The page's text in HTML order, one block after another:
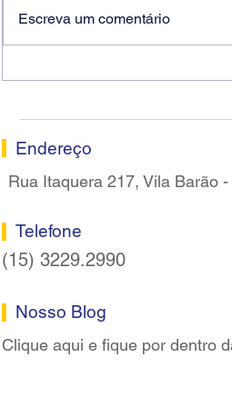
Escreva um comentário
Endereço
Rua Itaquera 217, Vila Barão
Telefone
(15) 3229.2990
Nosso Blog
Clique aqui e fique por dentro